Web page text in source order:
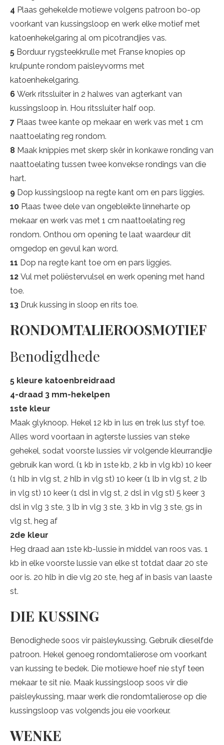
4 Plaas gehekelde motiewe volgens patroon bo-op
voorkant van kussingsloop en werk elke motief met
katoenhekelgaring al om picotrandjies vas.
5 Borduur rygsteekkrulle met Franse knopies op
krulpunte rondom paisleyvorms met
katoenhekelgaring.
6 Werk ritssluiter in 2 halwes van agterkant van
kussingsloop in. Hou ritssluiter half oop.
7 Plaas twee kante op mekaar en werk vas met 1 cm
naattoelating reg rondom.
8 Maak knippies met skerp skêr in konkawe ronding van
naattoelating tussen twee konvekse rondings van die
hart.
9 Dop kussingsloop na regte kant om en pars liggies.
10 Plaas twee dele van ongebleikte linneharte op
mekaar en werk vas met 1 cm naattoelating reg
rondom. Onthou om opening te laat waardeur dit
omgedop en gevul kan word.
11 Dop na regte kant toe om en pars liggies.
12 Vul met poliëstervulsel en werk opening met hand
toe.
13 Druk kussing in sloop en rits toe.
RONDOMTALIEROOSMOTIEF
Benodigdhede
5 kleure katoenbreidraad
4-draad 3 mm-hekelpen
1ste kleur
Maak glyknoop. Hekel 12 kb in lus en trek lus styf toe.
Alles word voortaan in agterste lussies van steke
gehekel, sodat voorste lussies vir volgende kleurrandjie
gebruik kan word. (1 kb in 1ste kb, 2 kb in vlg kb) 10 keer
(1 hlb in vlg st, 2 hlb in vlg st) 10 keer (1 lb in vlg st, 2 lb
in vlg st) 10 keer (1 dsl in vlg st, 2 dsl in vlg st) 5 keer 3
dsl in vlg 3 ste, 3 lb in vlg 3 ste, 3 kb in vlg 3 ste, gs in
vlg st, heg af
2de kleur
Heg draad aan 1ste kb-lussie in middel van roos vas. 1
kb in elke voorste lussie van elke st totdat daar 20 ste
oor is. 20 hlb in die vlg 20 ste, heg af in basis van laaste
st.
DIE KUSSING
Benodighede soos vir paisleykussing. Gebruik dieselfde
patroon. Hekel genoeg rondomtalierose om voorkant
van kussing te bedek. Die motiewe hoef nie styf teen
mekaar te sit nie. Maak kussingsloop soos vir die
paisleykussing, maar werk die rondomtalierose op die
kussingsloop vas volgends jou eie voorkeur.
WENKE